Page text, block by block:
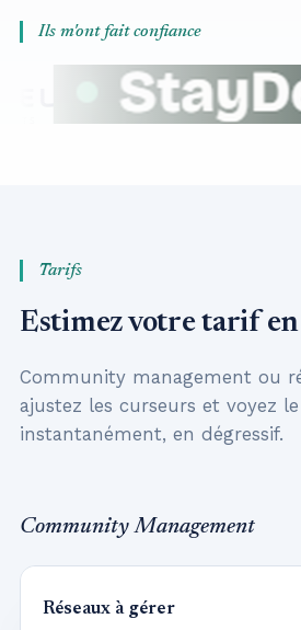
Ils m'ont fait confiance
Tarifs
Estimez votre tarif
Community management ou
ajustez les curseurs et voyez
instantanément, en dégressif.
Community Management
Réseaux à gérer